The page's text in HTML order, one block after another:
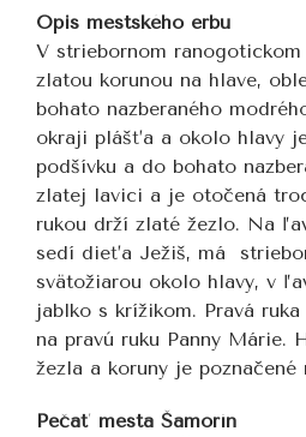
Opis mestského erbu
V striebornom
zlatou korunou na hlave,
bohato nazberaného
okraji plášťa a okolo hlavy
podšívku a do bohato
zlatej lavici a je otočená
rukou drží zlaté žezlo. Na
sedí dieťa Ježiš, má
svätožiarou okolo hlavy, v
jablko s krížikom. Pravá
na pravú ruku Panny Márie.
žezla a koruny je
Pečať mesta Šamorín